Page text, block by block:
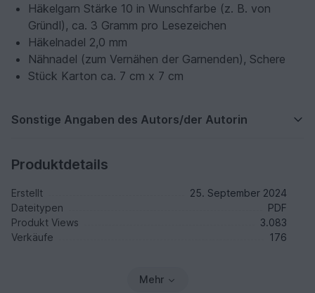
Häkelgarn Stärke 10 in Wunschfarbe (z. B. von
Gründl), ca. 3 Gramm pro Lesezeichen
Häkelnadel 2,0 mm
Nähnadel (zum Vernähen der Garnenden), Schere
Stück Karton ca. 7 cm x 7 cm
Sonstige Angaben des Autors/der Autorin
Produktdetails
Erstellt
25. September 2024
Dateitypen
PDF
Produkt Views
3.083
Verkäufe
176
Mehr